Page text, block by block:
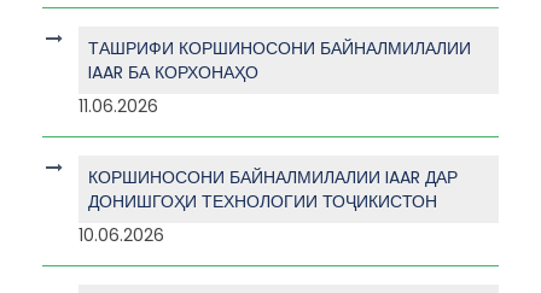
ТАШРИФИ КОРШИНОСОНИ БАЙНАЛМИЛАЛИИ
IAAR БА КОРХОНАҲО
11.06.2026
КОРШИНОСОНИ БАЙНАЛМИЛАЛИИ IAAR ДАР
ДОНИШГОҲИ ТЕХНОЛОГИИ ТОҶИКИСТОН
10.06.2026